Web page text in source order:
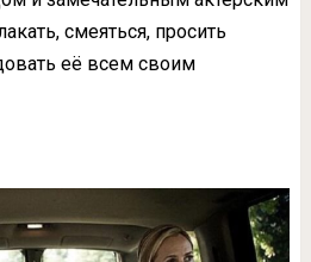
смеяться, просить
её всем своим